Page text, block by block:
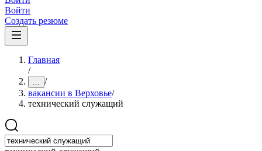
Войти
Создать резюме
Главная
/
... /
вакансии в Верховье/
технический служащий